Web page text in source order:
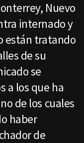
Nuevo
internado y
están tratando
de su
se
a los que ha
de los cuales
haber
de